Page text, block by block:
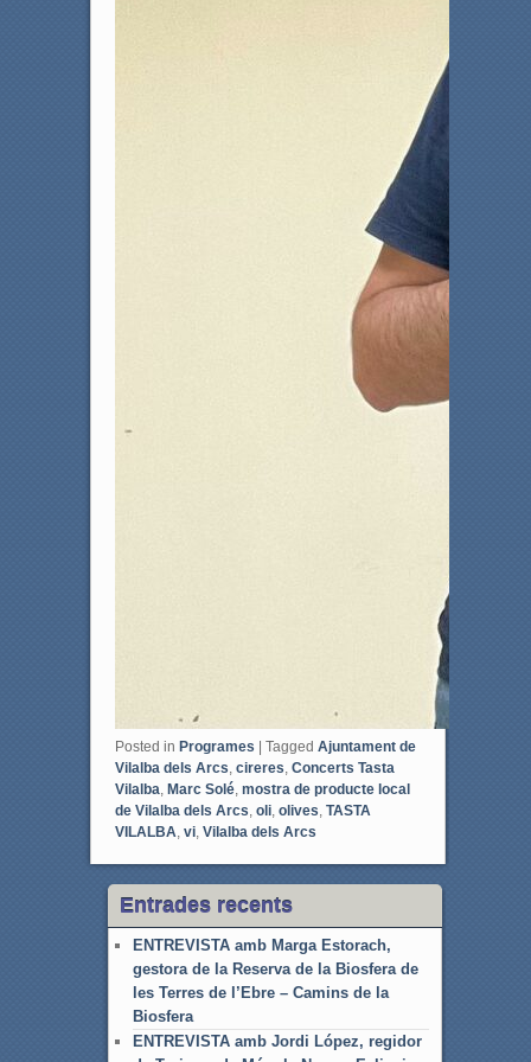
Posted in Programes | Tagged Ajuntament de
Vilalba dels Arcs cireres Concerts Tasta
Vilalba Marc Solé, mostra de producte local
de Vilalba dels Arcs oli, olives TASTA
VILALBA vi, Vilalba dels Arcs
Entrades recents
ENTREVISTA amb Marga Estorach,
gestora de la Reserva de la Biosfera de
les Terres de l’Ebre – Camins de la
Biosfera
ENTREVISTA amb Jordi López, regidor